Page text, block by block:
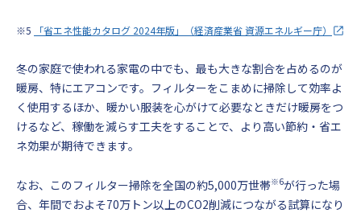
※5 「省エネ性能カタログ 2024年版」（経済産業省 資源エネルギー庁）
冬の家庭で使われる家電の中でも、最も大きな割合を占めるのが
暖房、特にエアコンです。フィルターをこまめに掃除して効率よ
く使用するほか、暖かい服装を心がけて必要なときだけ暖房をつ
けるなど、稼働を減らす工夫をすることで、より高い節約・省エ
ネ効果が期待できます。
なお、このフィルター掃除を全国の約5,000万世帯※6が行った場
合、年間でおよそ70万トン以上のCO2削減につながる試算になり